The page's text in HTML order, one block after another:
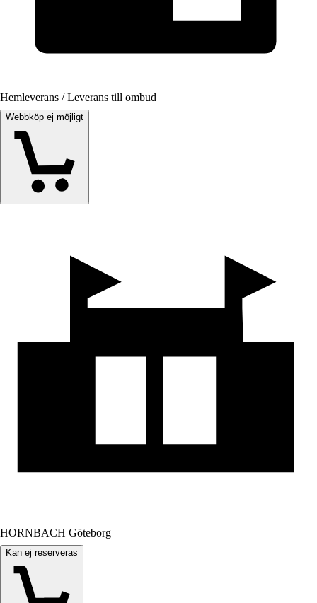
Hemleverans / Leverans till ombud
Webbköp ej möjligt
HORNBACH Göteborg
Kan ej reserveras